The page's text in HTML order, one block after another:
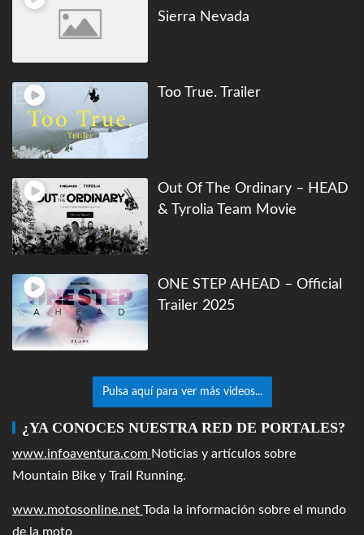
Sierra Nevada
Too True. Trailer
Out Of The Ordinary – HEAD
& Tyrolia Team Movie
ONE STEP AHEAD – Official
Trailer 2025
Pulsa aquí para ver más videos...
¿YA CONOCES NUESTRA RED DE PORTALES?
www.infoaventura.com Noticias y artículos sobre
Mountain Bike y Trail Running.
www.motosonline.net Toda la información sobre el mundo
de la moto